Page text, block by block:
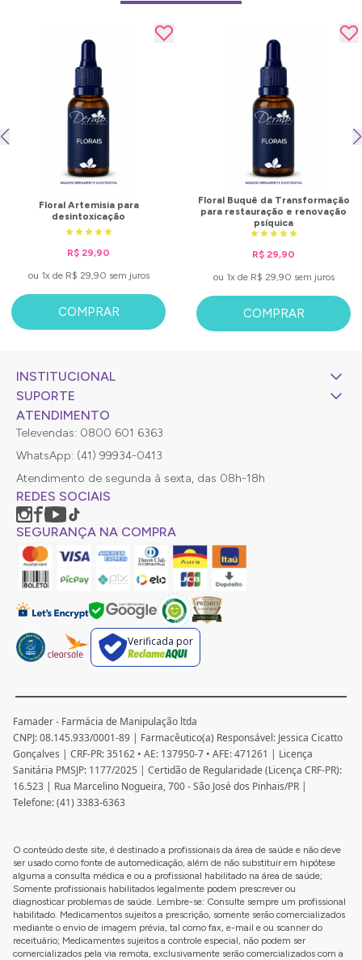
Floral Artemisia para
desintoxicação
R$ 29,90
ou 1x de R$ 29,90 sem juros
COMPRAR
Floral Buquê da Transformação
para restauração e renovação
psíquica
R$ 29,90
ou 1x de R$ 29,90 sem juros
COMPRAR
INSTITUCIONAL
SUPORTE
ATENDIMENTO
Televendas: 0800 601 6363
WhatsApp: (41) 99934-0413
Atendimento de segunda à sexta, das 08h-18h
REDES SOCIAIS
SEGURANÇA NA COMPRA
Verificada por
Famader - Farmácia de Manipulação ltda
CNPJ: 08.145.933/0001-89 | Farmacêutico(a) Responsável: Jessica Cicatto
Gonçalves | CRF-PR: 35162 • AE: 137950-7 • AFE: 471261 | Licença
Sanitária PMSJP: 1177/2025 | Certidão de Regularidade (Licença CRF-PR):
16.523 | Rua Marcelino Nogueira, 700 - São José dos Pinhais/PR |
Telefone: (41) 3383-6363
O conteúdo deste site, é destinado a profissionais da área de saúde e não deve
ser usado como fonte de automedicação, além de não substituir em hipótese
alguma a consulta médica e ou a profissional habilitado na área de saúde;
Somente profissionais habilitados legalmente podem prescrever ou
diagnosticar problemas de saúde. Lembre-se: Consulte sempre um profissional
habilitado. Medicamentos sujeitos a prescrição, somente serão comercializados
mediante o envio de imagem prévia, tal como fax, e-mail e ou scanner do
receituário; Medicamentes sujeitos a controle especial, não podem ser
comercializados pela via remota, exclusivamente serão comercializados com a